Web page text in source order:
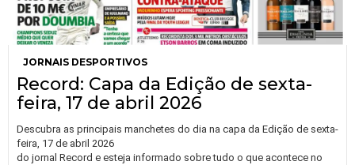
JORNAIS DESPORTIVOS
Record: Capa da Edição de sexta-
feira, 17 de abril 2026
Descubra as principais manchetes do dia na capa da Edição de sexta-
feira, 17 de abril 2026
do jornal Record e esteja informado sobre tudo o que acontece no